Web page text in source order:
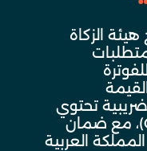
الزكاة
ضريبية تحتوي
على رمز الاستجابة السريعة (QR)، مع ضمان
العربية